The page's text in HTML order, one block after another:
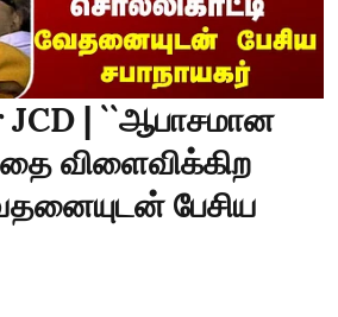
JCD | ``ஆபாசமான
விளைவிக்கிற
பேசிய